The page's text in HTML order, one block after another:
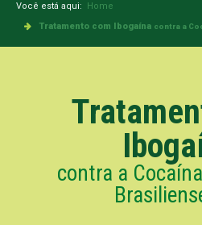
Você está aqui: Home
Tratamento com Ibogaína contra a
contra a